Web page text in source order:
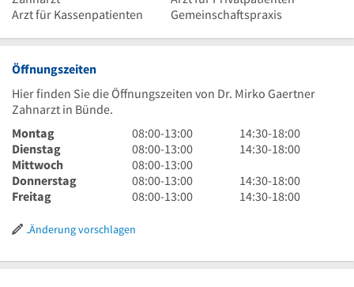
Arzt für Kassenpatienten
Gemeinschaftspraxis
Öffnungszeiten
Hier finden Sie die Öffnungszeiten von Dr. Mirko Gaertner
Zahnarzt in Bünde.
Montag
8
Uhr
bis
13
Uhr
08:00-13:00
14
Uhr
bis
18
14:30-18:00
Dienstag
8
Uhr
bis
13
08:00-13:00
14
30
bis
14:30-18:00
Mittwoch
8
Uhr
bis
Uhr
08:00-13:00
Donnerstag
8
Uhr
13
08:00-13:00
14
Uhr
Uhr
14:30-18:00
Freitag
8
bis
Uhr
08:00-13:00
14
18
14:30-18:00
Änderung vorschlagen